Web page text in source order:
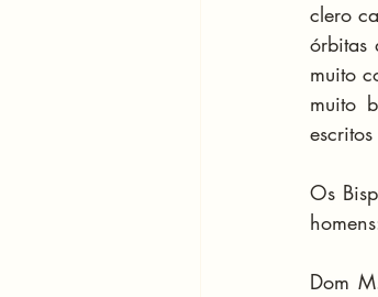
clero
órbitas
muito
muito
Os
Dom